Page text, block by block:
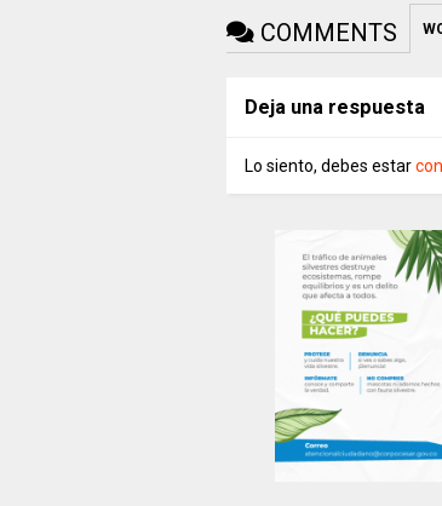
COMMENTS
Deja una respuesta
Lo siento, debes estar